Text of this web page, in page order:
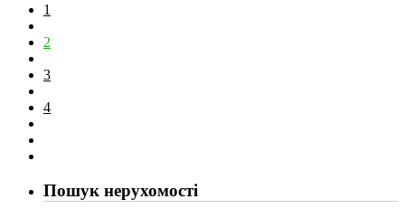
1
2
3
4
Пошук нерухомості